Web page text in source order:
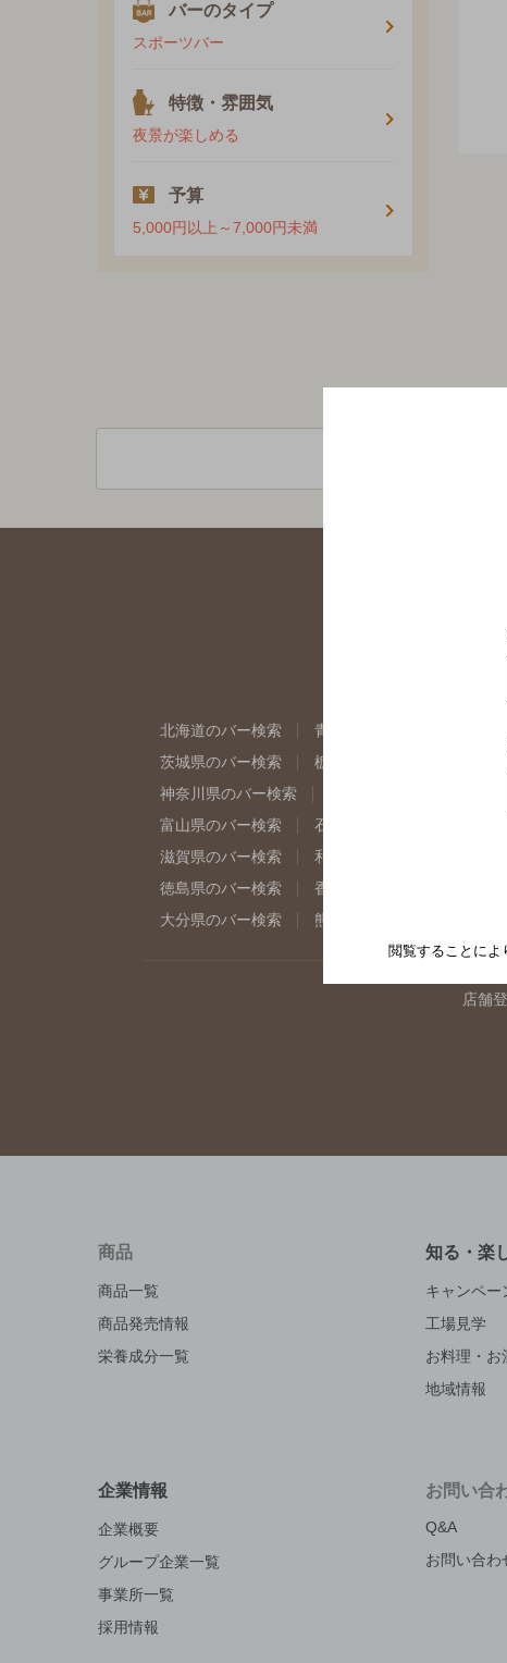
バーのタイプ
スポーツバー
特徴・雰囲気
夜景が楽しめる
予算
5,000円以上～7,000円未満
北海道のバー検索 青森県のバー検索
茨城県のバー検索
栃木県のバー検索
神奈川県のバー検索
富山県のバー検索
石川県のバー検索
滋賀県のバー検索
和歌山県のバー検索
徳島県のバー検索
香川県のバー検索
大分県のバー検索
熊本県のバー検索
店舗
商品
商品一覧
商品発売情報
栄養成分一覧
知る・楽
キャンペー
工場見学
お料理・お
地域情報
企業情報
企業概要
グループ企業一覧
事業所一覧
採用情報
お問い合
Q&A
お問い合わ
閲覧することによ